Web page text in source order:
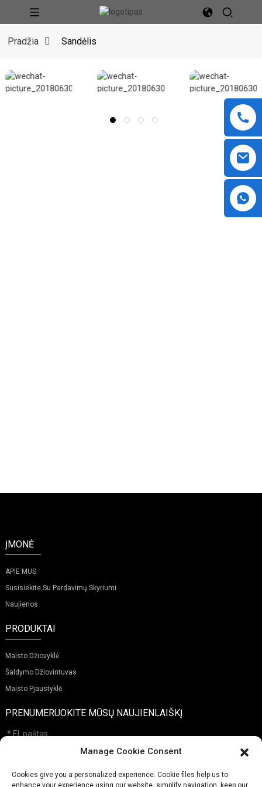
Pradžia Sandėlis
ĮMONĖ
APIE MUS
Susisiekite Su Pardavimų Skyriumi
Naujienos
PRODUKTAI
Maisto Džiovyklė
Šaldymo Džiovintuvas
Maisto Pjaustyklė
PRENUMERUOKITE MŪSŲ NAUJIENLAIŠKĮ
Pateikti
Manage Cookie Consent
Cookies give you a personalized experience. Cookie files help us to
enhance your experience using our website, simplify navigation, keep our